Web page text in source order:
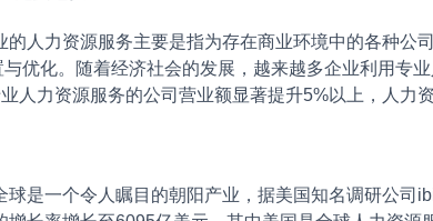
人力资源服务主要是指为存在商业环境中的各种公
优化。随着经济社会的发展，越来越多企业利用专
人力资源服务的公司营业额显著提升5%以上，人力
是一个令人瞩目的朝阳产业，据美国知名调研公司